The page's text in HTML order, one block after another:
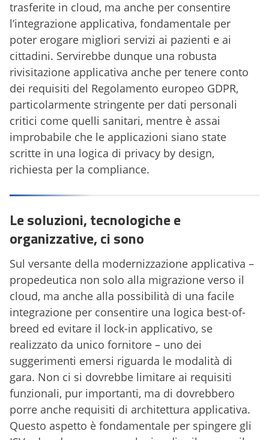
trasferite in cloud, ma anche per consentire
l’integrazione applicativa, fondamentale per
poter erogare migliori servizi ai pazienti e ai
cittadini. Servirebbe dunque una robusta
rivisitazione applicativa anche per tenere conto
dei requisiti del Regolamento europeo GDPR,
particolarmente stringente per dati personali
critici come quelli sanitari, mentre è assai
improbabile che le applicazioni siano state
scritte in una logica di privacy by design,
richiesta per la compliance.
Le soluzioni, tecnologiche e
organizzative, ci sono
Sul versante della modernizzazione applicativa –
propedeutica non solo alla migrazione verso il
cloud, ma anche alla possibilità di una facile
integrazione per consentire una logica best-of-
breed ed evitare il lock-in applicativo, se
realizzato da unico fornitore – uno dei
suggerimenti emersi riguarda le modalità di
gara. Non ci si dovrebbe limitare ai requisiti
funzionali, pur importanti, ma di dovrebbero
porre anche requisiti di architettura applicativa.
Questo aspetto è fondamentale per spingere gli